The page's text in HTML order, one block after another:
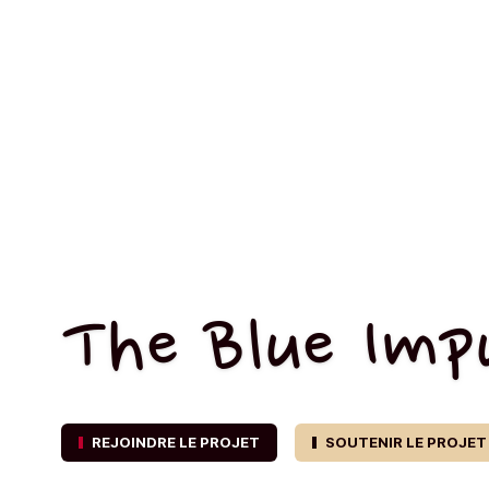
The Blue
REJOINDRE LE PROJET SOUTENIR LE PROJET